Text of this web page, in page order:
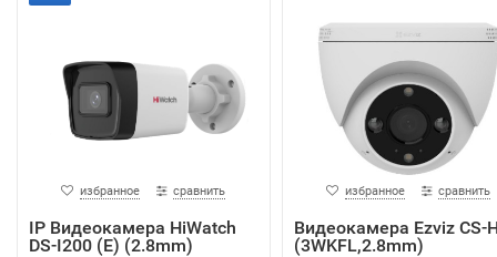
избранное сравнить
IP Видеокамера HiWatch
DS-I200 (E) (2.8mm)
избранное сравнить
Видеокамера Ezviz CS-
(3WKFL,2.8mm)